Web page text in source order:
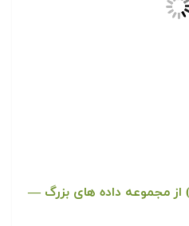
نمونه گیری (Sampling) از مجموعه داده های بزرگ —